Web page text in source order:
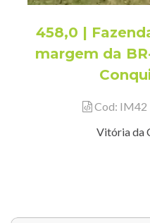
458,0 |
margem da
Cod: IM42
Vitória da